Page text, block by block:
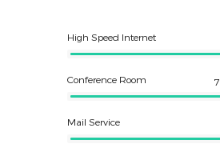
High Speed Internet
Conference Room
Mail Service